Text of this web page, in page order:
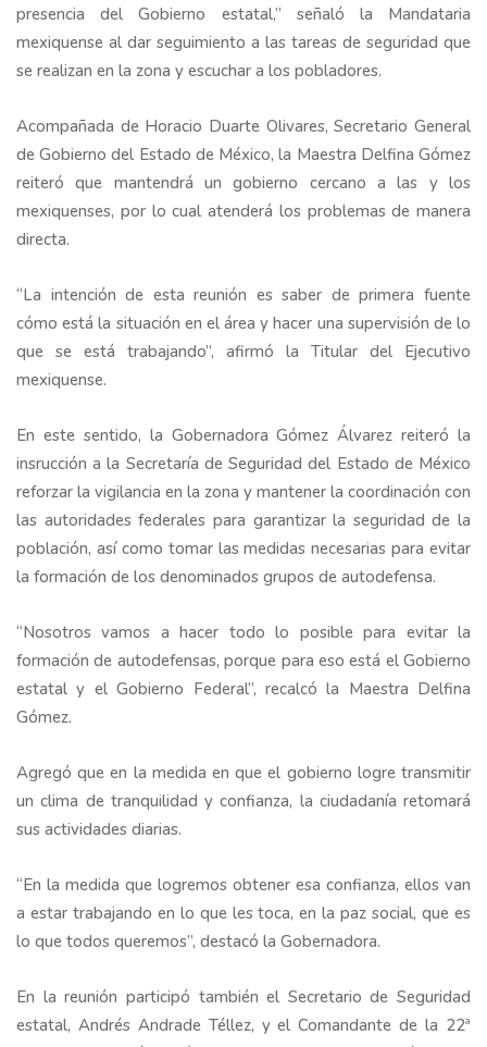
presencia del Gobierno estatal,” señaló la Mandataria
mexiquense al dar seguimiento a las tareas de seguridad que
se realizan en la zona y escuchar a los pobladores.
Acompañada de Horacio Duarte Olivares, Secretario General
de Gobierno del Estado de México, la Maestra Delfina Gómez
reiteró que mantendrá un gobierno cercano a las y los
mexiquenses, por lo cual atenderá los problemas de manera
directa.
“La intención de esta reunión es saber de primera fuente
cómo está la situación en el área y hacer una supervisión de lo
que se está trabajando”, afirmó la Titular del Ejecutivo
mexiquense.
En este sentido, la Gobernadora Gómez Álvarez reiteró la
insrucción a la Secretaría de Seguridad del Estado de México
reforzar la vigilancia en la zona y mantener la coordinación con
las autoridades federales para garantizar la seguridad de la
población, así como tomar las medidas necesarias para evitar
la formación de los denominados grupos de autodefensa.
“Nosotros vamos a hacer todo lo posible para evitar la
formación de autodefensas, porque para eso está el Gobierno
estatal y el Gobierno Federal”, recalcó la Maestra Delfina
Gómez.
Agregó que en la medida en que el gobierno logre transmitir
un clima de tranquilidad y confianza, la ciudadanía retomará
sus actividades diarias.
“En la medida que logremos obtener esa confianza, ellos van
a estar trabajando en lo que les toca, en la paz social, que es
lo que todos queremos”, destacó la Gobernadora.
En la reunión participó también el Secretario de Seguridad
estatal, Andrés Andrade Téllez, y el Comandante de la 22ª